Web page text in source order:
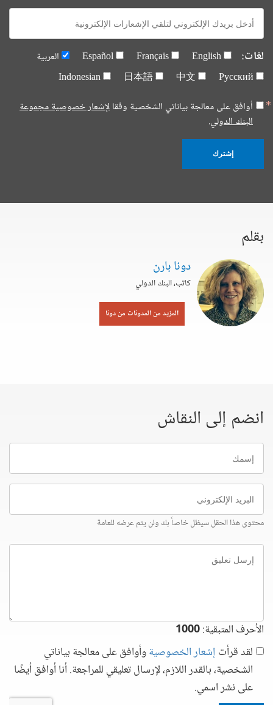
E-
mail:
لغات: English
Français
Español
العربية
Русский
中文
日本語
Indonesian
أوافق على معالجة بياناتي الشخصية وفقالإشعار خصوصية مجموعة
البنك الدولي.
إشترك
بقلم
دونا بارن
كاتب، البنك الدولي
المزيد من المدونات من دونا
انضم إلى النقاش
إسمك
البريد
الإلكتروني
محتوى هذا الحقل سيظل خاصاً بك ولن يتم عرضه للعامة
إرسل
تعليق
الأحرف المتبقية:1000
لقد قرأت إشعار الخصوصيةوأوافق على معالجة بياناتي
الشخصية، بالقدر اللازم، لإرسال تعليقي للمراجعة. أنا أوافق أيضًا
على نشر اسمي.